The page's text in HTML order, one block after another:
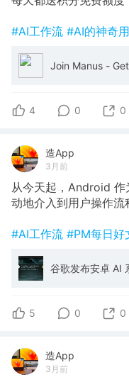
#AI工作流 #AI的神奇
Join Manus -
4 0 0
造App
3月前
从今天起，Android 作
动地介入到用户操作流
#AI工作流 #PM每日好
谷歌发布安卓 AI
5 0 0
造App
3月前